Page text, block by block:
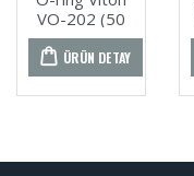
VO-202 (50
ADET)
ÜRÜN DETAY